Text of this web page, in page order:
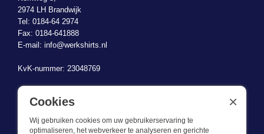
2974 LH Brandwijk
Tel: 0184-64 2974
Fax: 0184-641888
E-mail: info@werkshirts.nl
KvK-nummer: 23048769
BTW-identificatienummer: NL823470787B01
Cookies
Wij gebruiken cookies om uw gebruikerservaring te
optimaliseren, het webverkeer te analyseren en gerichte
×